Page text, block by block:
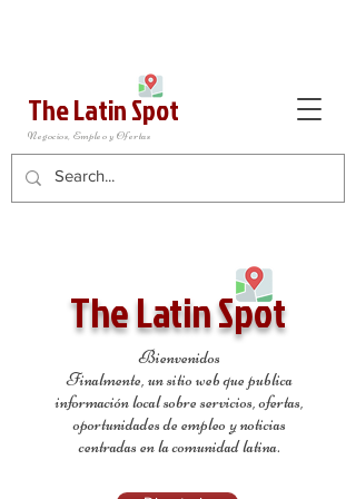
The Latin Spot
Negocios, Empleo y Ofertas
The Latin Spot
Bienvenidos
Finalmente, un sitio web que publica
información local sobre servicios, ofertas,
oportunidades de empleo y noticias
centradas en la comunidad latina.